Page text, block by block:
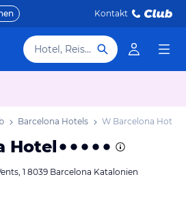
Kontakt
Hotel, Reiseziel
Barcelona Hotels W Barcelona Hotel
Hotel
1 8039 Barcelona Katalonien